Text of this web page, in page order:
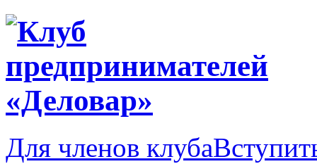
Для членов клуба